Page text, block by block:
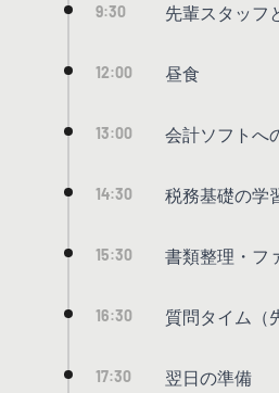
9:30 先輩スタッフ
12:00 昼食
13:00 会計ソフトへ
14:30 税務基礎の学
15:30 書類整理・フ
16:30 質問タイム（
17:30 翌日の準備